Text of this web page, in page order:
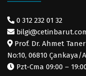
0 312 232 01 32
Prof. Dr. Ahmet Taner
No:10, 06810 Çankaya/
Pzt-Cma 09:00 –